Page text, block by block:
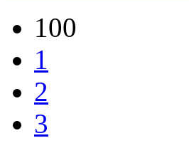
100
1
2
3